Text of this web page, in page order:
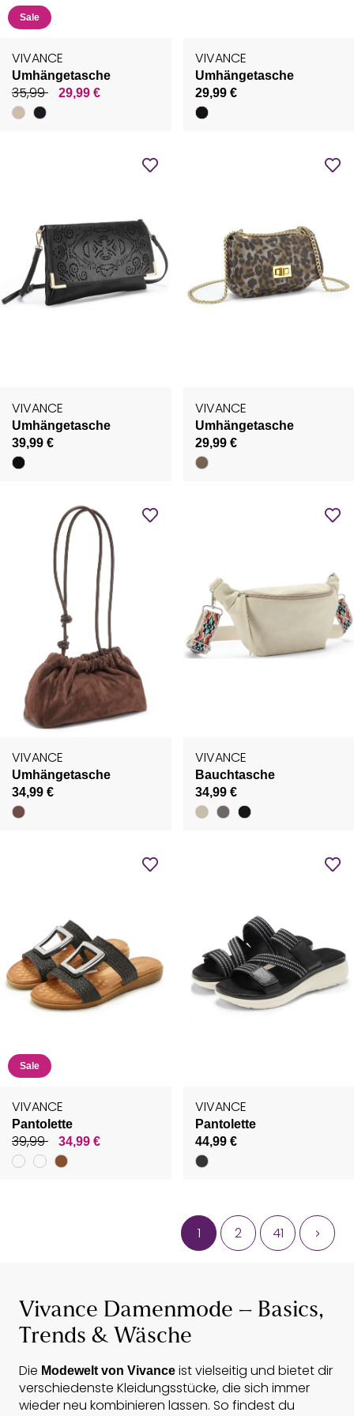
Sale
VIVANCE
Umhängetasche
35,99 29,99 €
VIVANCE
Umhängetasche
29,99 €
VIVANCE
Umhängetasche
39,99 €
VIVANCE
Umhängetasche
29,99 €
VIVANCE
Umhängetasche
34,99 €
VIVANCE
Bauchtasche
34,99 €
Sale
VIVANCE
Pantolette
39,99 34,99 €
VIVANCE
Pantolette
44,99 €
1 2 41
Vivance Damenmode – Basics,
Trends & Wäsche
Die Modewelt von Vivance ist vielseitig und bietet dir
verschiedenste Kleidungsstücke, die sich immer
wieder neu kombinieren lassen. So findest du